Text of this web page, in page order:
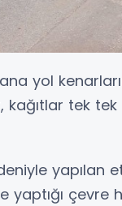
yol
tek
yapılan
çevre